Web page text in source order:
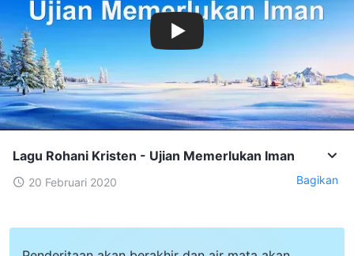
Lagu Rohani Kristen - Ujian Memerlukan Iman
20 Februari 2020 Bagikan